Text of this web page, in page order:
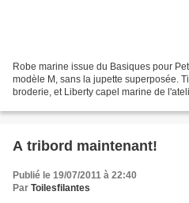
Robe marine issue du Basiques pour
modèle M, sans la jupette superposée.
broderie, et Liberty capel marine de
A tribord maintenant!
Publié le 19/07/2011 à 22:40
Par Toilesfilantes